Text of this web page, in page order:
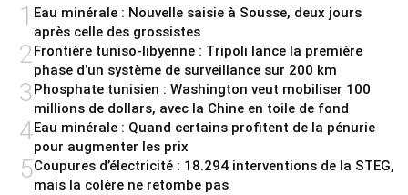
1 Eau minérale : Nouvelle saisie à Sousse, deux jours
après celle des grossistes
2 Frontière tuniso-libyenne : Tripoli lance la première
phase d’un système de surveillance sur 200 km
3 Phosphate tunisien : Washington veut mobiliser 100
millions de dollars, avec la Chine en toile de fond
4Eau minérale : Quand certains profitent de la pénurie
pour augmenter les prix
5Coupures d’électricité : 18.294 interventions de la STEG,
mais la colère ne retombe pas